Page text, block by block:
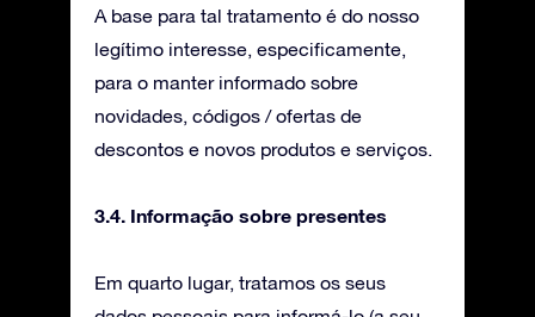
A base para tal tratamento é do nosso
legítimo interesse, especificamente,
para o manter informado sobre
novidades, códigos / ofertas de
descontos e novos produtos e serviços.
3.4. Informação sobre presentes
Em quarto lugar, tratamos os seus